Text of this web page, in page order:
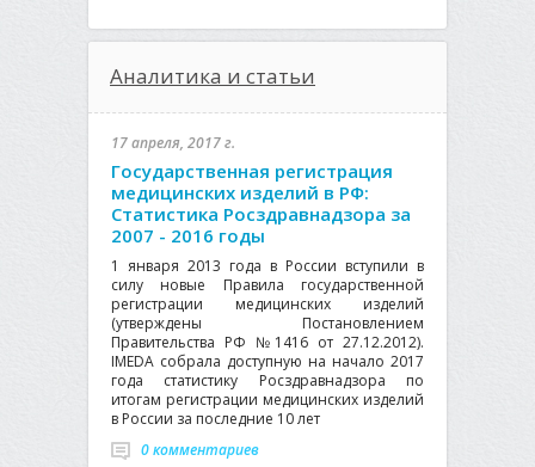
Аналитика и статьи
17 апреля, 2017 г.
Государственная регистрация
медицинских изделий в РФ:
Статистика Росздравнадзора за
2007 - 2016 годы
1 января 2013 года в России вступили в
силу новые Правила государственной
регистрации медицинских изделий
(утверждены Постановлением
Правительства РФ №1416 от 27.12.2012).
IMEDA собрала доступную на начало 2017
года статистику Росздравнадзора по
итогам регистрации медицинских изделий
в России за последние 10 лет
0 комментариев